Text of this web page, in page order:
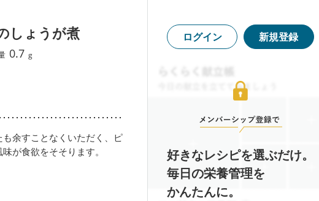
しょうが煮
0.7 g
余すことなくいただく、ピ
が食欲をそそります。
ログイン 新規登録
好きなレシピを選ぶだけ。
毎日の栄養管理を
かんたんに。